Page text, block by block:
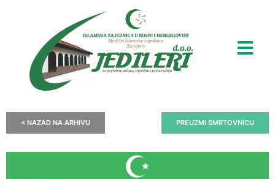
< NAZAD NA ARHIVU PREUZMI SMRTOVNICU